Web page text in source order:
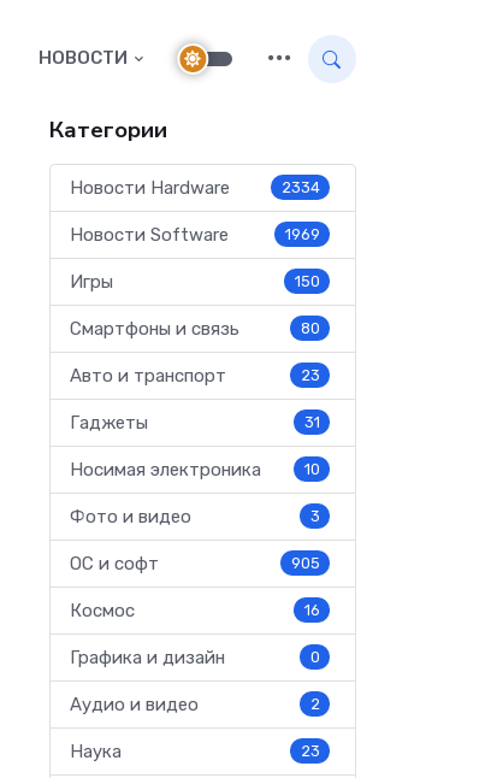
НОВОСТИ
Категории
Новости Hardware 2334
Новости Software 1969
Игры 150
Смартфоны и связь 80
Авто и транспорт 23
Гаджеты 31
Носимая электроника 10
Фото и видео 3
ОС и софт 905
Космос 16
Графика и дизайн 0
Аудио и видео 2
Наука 23